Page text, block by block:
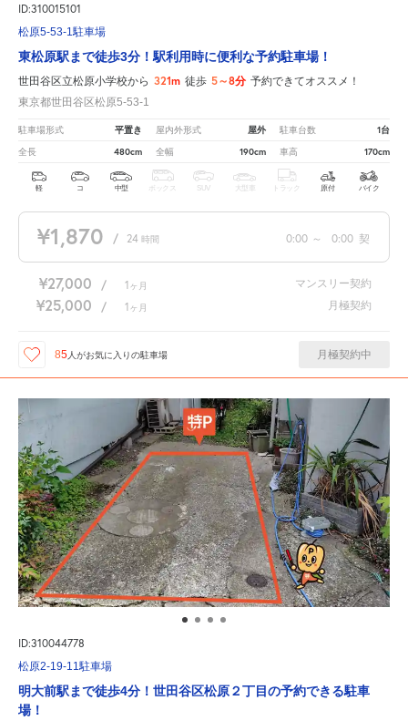
ID:310015101
松原5-53-1駐車場
東松原駅まで徒歩3分！駅利用時に便利な予約駐車場！
世田谷区立松原小学校から 321m 徒歩 5～8分 予約できてオススメ！
東京都世田谷区松原5-53-1
駐車場形式 平置き 屋内外形式 屋外 駐車台数 1台
全長 480cm 全幅 190cm 車高 170cm
軽 コ 中型 ボックス SUV 大型車 トラック 原付 バイク
¥1,870 / 24 時間 0:00 ～ 0:00 契
¥27,000 / 1 ヶ月 マンスリー契約
¥25,000 / 1 ヶ月 月極契約
85人がお気に入りの駐車場 月極契約中
ID:310044778
松原2-19-11駐車場
明大前駅まで徒歩4分！世田谷区松原２丁目の予約できる駐車
場！